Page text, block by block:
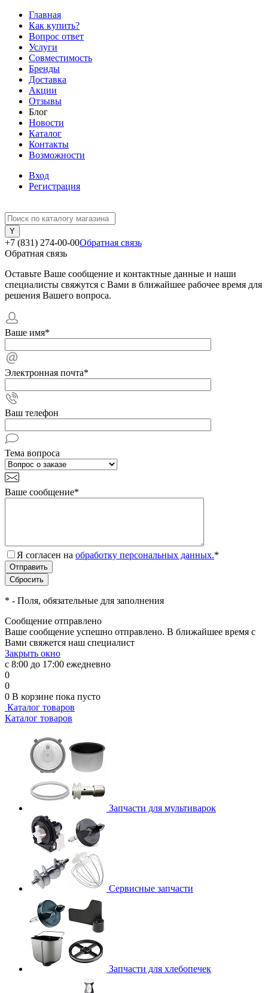
Главная
Как купить?
Вопрос ответ
Услуги
Совместимость
Бренды
Доставка
Акции
Отзывы
Блог
Новости
Каталог
Контакты
Возможности
Вход
Регистрация
+7 (831) 274-00-00Обратная связь
Обратная связь
Оставьте Ваше сообщение и контактные данные и наши
специалисты свяжутся с Вами в ближайшее рабочее время для
решения Вашего вопроса.
Ваше имя*
Электронная почта*
Ваш телефон
Тема вопроса
Ваше сообщение*
Я согласен на обработку персональных данных.*
* - Поля, обязательные для заполнения
Сообщение отправлено
Ваше сообщение успешно отправлено. В ближайшее время с
Вами свяжется наш специалист
Закрыть окно
с 8:00 до 17:00 ежедневно
0
0
0 В корзине пока пусто
Каталог товаров
Каталог товаров
Запчасти для мультиварок
Сервисные запчасти
Запчасти для хлебопечек